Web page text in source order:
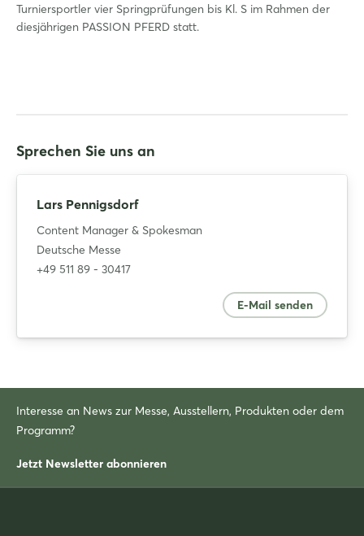
Turniersportler vier Springprüfungen bis Kl. S im Rahmen der
diesjährigen PASSION PFERD statt.
Sprechen Sie uns an
Lars Pennigsdorf
Content Manager & Spokesman
Deutsche Messe
+49 511 89 - 30417
E-Mail senden
Interesse an News zur Messe, Ausstellern, Produkten oder dem
Programm?
Jetzt Newsletter abonnieren